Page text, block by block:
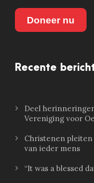
Doneer nu
Recente
Deel
Vereniging voor
Christenen pleiten
van ieder mens
“It was a blessed